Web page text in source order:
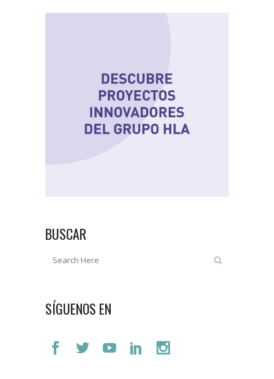
BUSCAR
SÍGUENOS EN